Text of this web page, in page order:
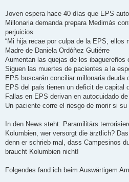
Joven espera hace 40 días que EPS
Millonaria demanda prepara Medimás
perjuicios
“Mi hija recae por culpa de la EPS, ellos
Madre de Daniela Ordóñez Gutiérre
Aumentan las quejas de los ibaguereños
Siguen las muertes de pacientes a la
EPS buscarán conciliar millonaria deuda
EPS del país tienen un deficit de capital
Fallas en EPS derivan en autocuidado
Un paciente corre el riesgo de morir si
In den News steht: Paramilitärs
Kolumbien, wer versorgt die ärztlich?
denn er schrieb mal, dass Campesinos
braucht Kolumbien nicht!
Folgendes fand ich beim Auswärtigem